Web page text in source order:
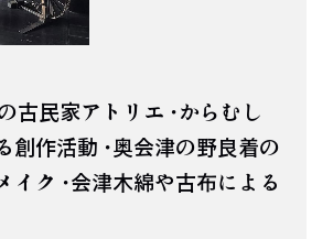
古民家アトリエ ・からむし
創作活動 ・奥会津の野良着の
イク ・会津木綿や古布による